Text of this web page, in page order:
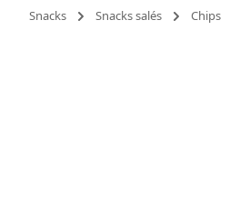
Snacks
Snacks salés Chips